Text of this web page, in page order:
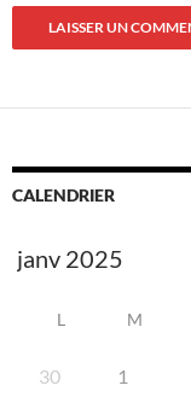
CALENDRIER
L M
30 1